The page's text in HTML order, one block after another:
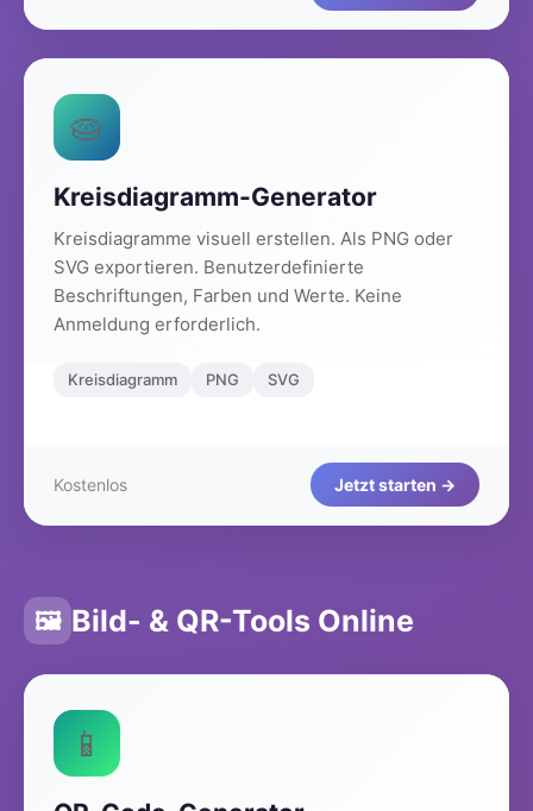
🥧
Kreisdiagramm-Generator
Kreisdiagramme visuell erstellen. Als PNG oder
SVG exportieren. Benutzerdefinierte
Beschriftungen, Farben und Werte. Keine
Anmeldung erforderlich.
Kreisdiagramm PNG SVG
Kostenlos Jetzt starten →
🖼️ Bild- & QR-Tools Online
📱